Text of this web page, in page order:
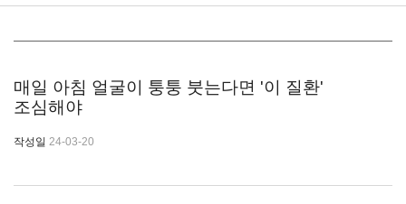
매일 아침 얼굴이 퉁퉁 붓는다면 '이 질환'
조심해야
작성일 24-03-20